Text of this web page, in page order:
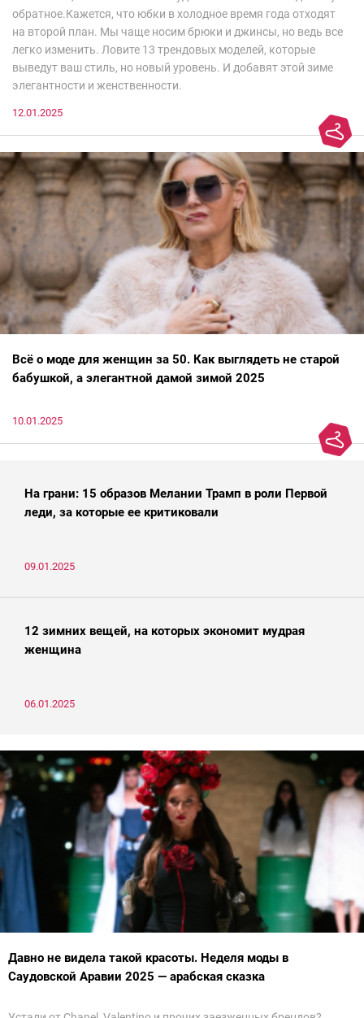
обратное.Кажется, что юбки в холодное время года отходят
на второй план. Мы чаще носим брюки и джинсы, но ведь все
легко изменить. Ловите 13 трендовых моделей, которые
выведут ваш стиль, но новый уровень. И добавят этой зиме
элегантности и женственности.
12.01.2025
Всё о моде для женщин за 50. Как выглядеть не старой
бабушкой, а элегантной дамой зимой 2025
10.01.2025
На грани: 15 образов Мелании Трамп в роли Первой
леди, за которые ее критиковали
09.01.2025
12 зимних вещей, на которых экономит мудрая
женщина
06.01.2025
Давно не видела такой красоты. Неделя моды в
Саудовской Аравии 2025 — арабская сказка